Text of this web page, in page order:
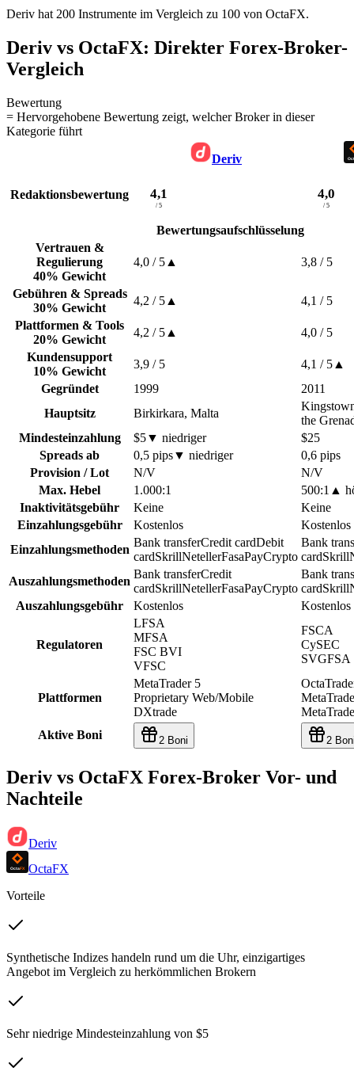
Deriv hat 200 Instrumente im Vergleich zu 100 von OctaFX.
Deriv vs OctaFX: Direkter Forex-Broker-
Vergleich
Bewertung
= Hervorgehobene Bewertung zeigt, welcher Broker in dieser
Kategorie führt
Deriv
Redaktionsbewertung 4,1
/ 5
4,0
/ 5
Bewertungsaufschlüsselung
Vertrauen &
Regulierung
40% Gewicht
4,0 / 5 ▲ 3,8 / 5
Gebühren & Spreads
30% Gewicht
4,2 / 5 ▲ 4,1 / 5
Plattformen & Tools
20% Gewicht
4,2 / 5 ▲ 4,0 / 5
Kundensupport
10% Gewicht
3,9 / 5 4,1 / 5 ▲
Gegründet
1999
2011
Hauptsitz
Birkirkara, Malta
the
Mindesteinzahlung
$5▼ niedriger
$25
Spreads ab
0,5 pips▼ niedriger
0,6 pips
Provision / Lot
N/V
N/V
Max. Hebel
1.000:1 500:1 ▲
Inaktivitätsgebühr
Keine
Keine
Einzahlungsgebühr
Kostenlos
Kostenlos
Einzahlungsmethoden
Bank transferCredit cardDebit
cardSkrillNetellerFasaPayCrypto
Bank
cardSkrill
Auszahlungsmethoden
Bank transferCredit
cardSkrillNetellerFasaPayCrypto
Bank
cardSkrill
Auszahlungsgebühr
Kostenlos Kostenlos
Regulatoren
LFSA
MFSA
FSC BVI
VFSC
FSCA
CySEC
SVGFSA
Plattformen
MetaTrader 5
Proprietary Web/Mobile
DXtrade
Aktive Boni
2 Boni 2
Deriv vs OctaFX Forex-Broker Vor- und
Nachteile
Deriv
OctaFX
Vorteile
Synthetische Indizes handeln rund um die Uhr, einzigartiges
Angebot im Vergleich zu herkömmlichen Brokern
Sehr niedrige Mindesteinzahlung von $5